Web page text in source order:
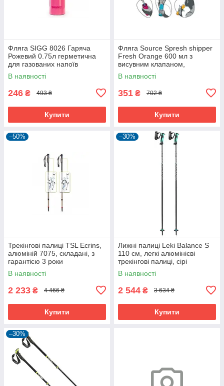
Фляга SIGG 8026 Гаряча
Рожевий 0.75л герметична
для газованих напоїв
В наявності
246 ₴ 493 ₴
Купити
Фляга Source Spresh shipper
Fresh Orange 600 мл з
висувним клапаном,
екологічна
В наявності
351 ₴ 702 ₴
Купити
–50%
Трекінгові палиці TSL Ecrins,
алюміній 7075, складані, з
гарантією 3 роки
В наявності
2 233 ₴ 4 466 ₴
Купити
–30%
Лижні палиці Leki Balance S
110 см, легкі алюмінієві
трекінгові палиці, сірі
В наявності
2 544 ₴ 3 634 ₴
Купити
–30%